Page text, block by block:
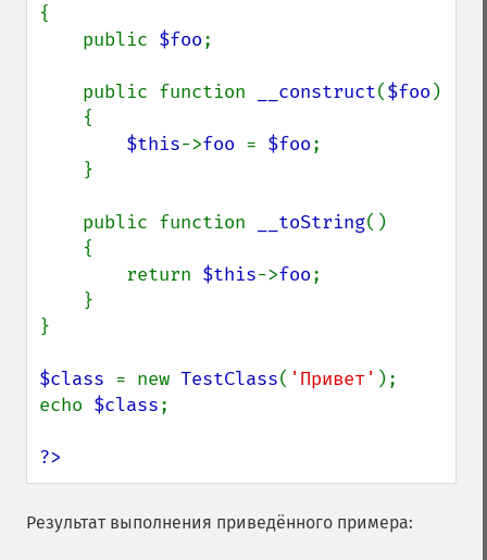
{
    public
$foo;
    public function
__construct($foo )
$this->foo = $foo;
    public function
__toString()
        return
$this->foo;
}
$class = new TestClass( 'Привет' );
echo $class;
?>
Результат выполнения приведённого примера: